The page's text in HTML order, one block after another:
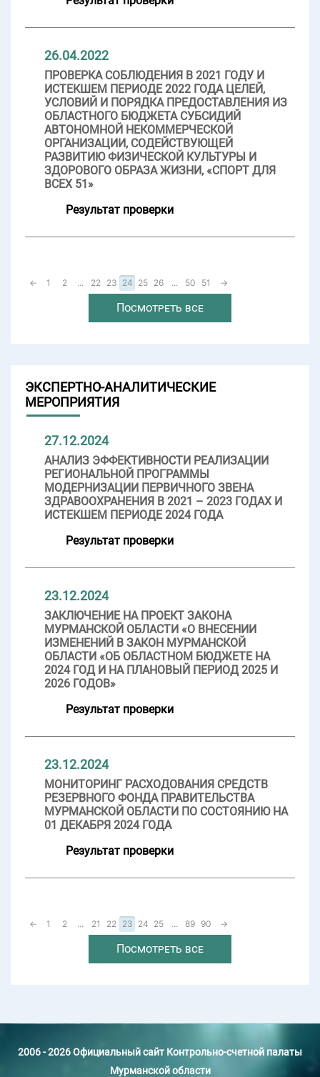
26.04.2022
ПРОВЕРКА СОБЛЮДЕНИЯ В 2021 ГОДУ И
ИСТЕКШЕМ ПЕРИОДЕ 2022 ГОДА ЦЕЛЕЙ,
УСЛОВИЙ И ПОРЯДКА ПРЕДОСТАВЛЕНИЯ ИЗ
ОБЛАСТНОГО БЮДЖЕТА СУБСИДИЙ
АВТОНОМНОЙ НЕКОММЕРЧЕСКОЙ
ОРГАНИЗАЦИИ, СОДЕЙСТВУЮЩЕЙ
РАЗВИТИЮ ФИЗИЧЕСКОЙ КУЛЬТУРЫ И
ЗДОРОВОГО ОБРАЗА ЖИЗНИ, «СПОРТ ДЛЯ
ВСЕХ 51»
Результат проверки
← 1 2 ... 22 23 24 25 26 ... 50 51 →
Посмотреть все
ЭКСПЕРТНО-АНАЛИТИЧЕСКИЕ
МЕРОПРИЯТИЯ
27.12.2024
АНАЛИЗ ЭФФЕКТИВНОСТИ РЕАЛИЗАЦИИ
РЕГИОНАЛЬНОЙ ПРОГРАММЫ
МОДЕРНИЗАЦИИ ПЕРВИЧНОГО ЗВЕНА
ЗДРАВООХРАНЕНИЯ В 2021 – 2023 ГОДАХ И
ИСТЕКШЕМ ПЕРИОДЕ 2024 ГОДА
Результат проверки
23.12.2024
ЗАКЛЮЧЕНИЕ НА ПРОЕКТ ЗАКОНА
МУРМАНСКОЙ ОБЛАСТИ «О ВНЕСЕНИИ
ИЗМЕНЕНИЙ В ЗАКОН МУРМАНСКОЙ
ОБЛАСТИ «ОБ ОБЛАСТНОМ БЮДЖЕТЕ НА
2024 ГОД И НА ПЛАНОВЫЙ ПЕРИОД 2025 И
2026 ГОДОВ»
Результат проверки
23.12.2024
МОНИТОРИНГ РАСХОДОВАНИЯ СРЕДСТВ
РЕЗЕРВНОГО ФОНДА ПРАВИТЕЛЬСТВА
МУРМАНСКОЙ ОБЛАСТИ ПО СОСТОЯНИЮ НА
01 ДЕКАБРЯ 2024 ГОДА
Результат проверки
← 1 2 ... 21 22 23 24 25 ... 89 90 →
Посмотреть все
2006 - 2026 Официальный сайт Контрольно-счетной палаты
Мурманской области